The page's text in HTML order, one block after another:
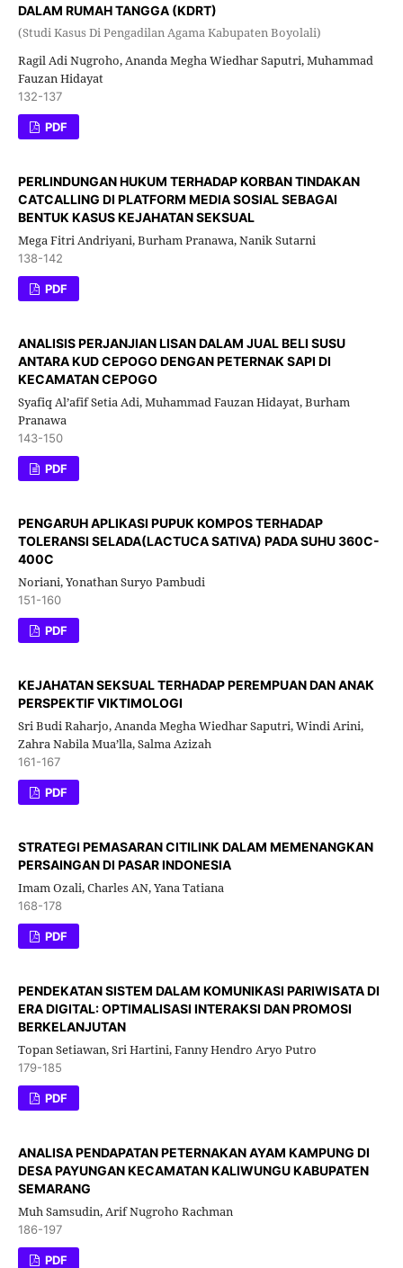
DALAM RUMAH TANGGA (KDRT)
(Studi Kasus Di Pengadilan Agama Kabupaten Boyolali)
Ragil Adi Nugroho, Ananda Megha Wiedhar Saputri, Muhammad
Fauzan Hidayat
132-137
PDF
PERLINDUNGAN HUKUM TERHADAP KORBAN TINDAKAN
CATCALLING DI PLATFORM MEDIA SOSIAL SEBAGAI
BENTUK KASUS KEJAHATAN SEKSUAL
Mega Fitri Andriyani, Burham Pranawa, Nanik Sutarni
138-142
PDF
ANALISIS PERJANJIAN LISAN DALAM JUAL BELI SUSU
ANTARA KUD CEPOGO DENGAN PETERNAK SAPI DI
KECAMATAN CEPOGO
Syafiq Al’afif Setia Adi, Muhammad Fauzan Hidayat, Burham
Pranawa
143-150
PDF
PENGARUH APLIKASI PUPUK KOMPOS TERHADAP
TOLERANSI SELADA(LACTUCA SATIVA) PADA SUHU 360C-
400C
Noriani, Yonathan Suryo Pambudi
151-160
PDF
KEJAHATAN SEKSUAL TERHADAP PEREMPUAN DAN ANAK
PERSPEKTIF VIKTIMOLOGI
Sri Budi Raharjo, Ananda Megha Wiedhar Saputri, Windi Arini,
Zahra Nabila Mua’lla, Salma Azizah
161-167
PDF
STRATEGI PEMASARAN CITILINK DALAM MEMENANGKAN
PERSAINGAN DI PASAR INDONESIA
Imam Ozali, Charles AN, Yana Tatiana
168-178
PDF
PENDEKATAN SISTEM DALAM KOMUNIKASI PARIWISATA DI
ERA DIGITAL: OPTIMALISASI INTERAKSI DAN PROMOSI
BERKELANJUTAN
Topan Setiawan, Sri Hartini, Fanny Hendro Aryo Putro
179-185
PDF
ANALISA PENDAPATAN PETERNAKAN AYAM KAMPUNG DI
DESA PAYUNGAN KECAMATAN KALIWUNGU KABUPATEN
SEMARANG
Muh Samsudin, Arif Nugroho Rachman
186-197
PDF